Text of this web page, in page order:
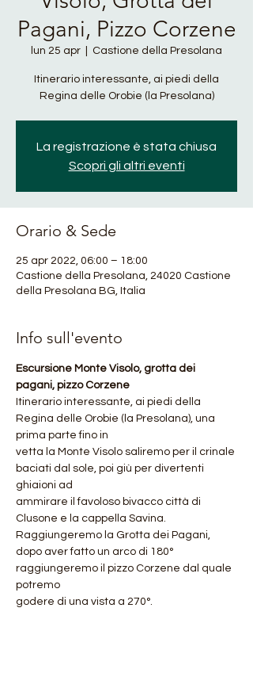
Pagani, Pizzo Corzene
lun 25 apr Castione della Presolana
Itinerario interessante, ai piedi della
Regina delle Orobie (la Presolana)
La registrazione è stata chiusa
Scopri gli altri eventi
Orario & Sede
25 apr 2022, 06:00 – 18:00
Castione della Presolana, 24020 Castione
della Presolana BG, Italia
Info sull'evento
Escursione Monte Visolo, grotta dei
pagani, pizzo Corzene
Itinerario interessante, ai piedi della
Regina delle Orobie (la Presolana), una
prima parte fino in
vetta la Monte Visolo saliremo per il crinale
baciati dal sole, poi giù per divertenti
ghiaioni ad
ammirare il favoloso bivacco città di
Clusone e la cappella Savina.
Raggiungeremo la Grotta dei Pagani,
dopo aver fatto un arco di 180°
raggiungeremo il pizzo Corzene dal quale
potremo
godere di una vista a 270°.